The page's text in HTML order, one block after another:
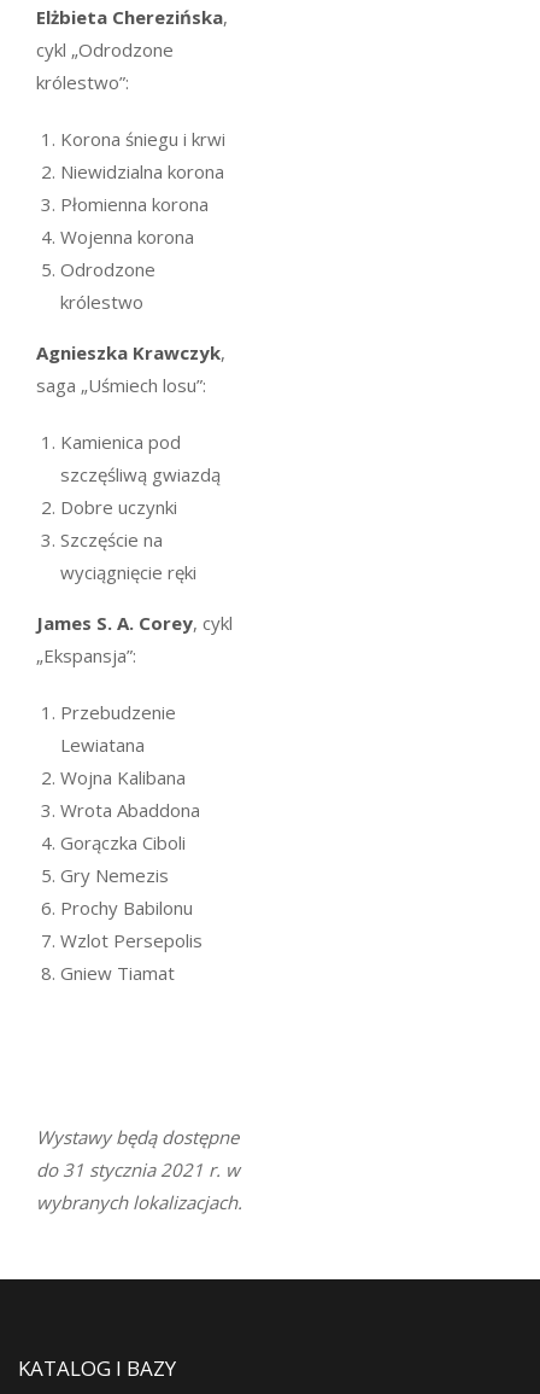
Elżbieta Cherezińska,
cykl „Odrodzone
królestwo”:
Korona śniegu i krwi
Niewidzialna korona
Płomienna korona
Wojenna korona
Odrodzone
królestwo
Agnieszka Krawczyk,
saga „Uśmiech losu”:
Kamienica pod
szczęśliwą gwiazdą
Dobre uczynki
Szczęście na
wyciągnięcie ręki
James S. A. Corey, cykl
„Ekspansja”:
Przebudzenie
Lewiatana
Wojna Kalibana
Wrota Abaddona
Gorączka Ciboli
Gry Nemezis
Prochy Babilonu
Wzlot Persepolis
Gniew Tiamat
Wystawy będą dostępne
do 31 stycznia 2021 r. w
wybranych lokalizacjach.
KATALOG I BAZY